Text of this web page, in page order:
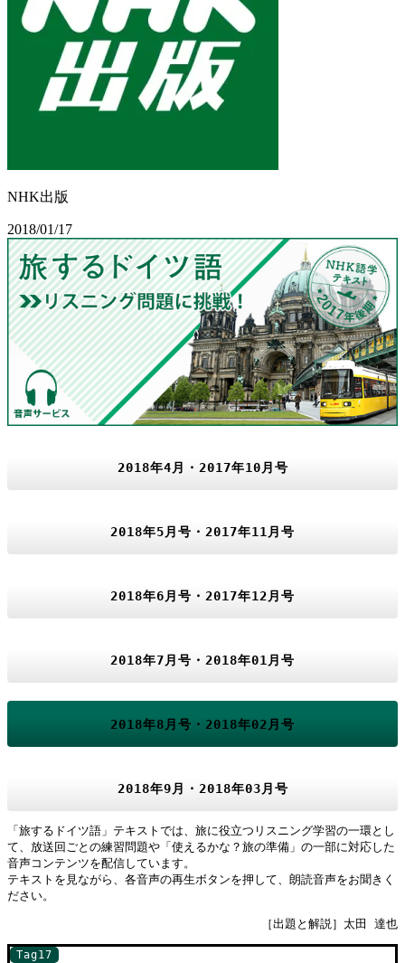
NHK出版
2018/01/17
2018年4月・2017年10月号
2018年5月号・2017年11月号
2018年6月号・2017年12月号
2018年7月号・2018年01月号
2018年8月号・2018年02月号
2018年9月・2018年03月号
「旅するドイツ語」テキストでは、旅に役立つリスニング学習の一環とし
て、放送回ごとの練習問題や「使えるかな？旅の準備」の一部に対応した
音声コンテンツを配信しています。
テキストを見ながら、各音声の再生ボタンを押して、朗読音声をお聞きく
ださい。
［出題と解説］太田 達也
Tag17